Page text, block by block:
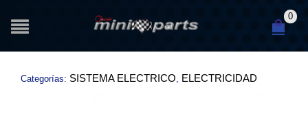
0
Categorías: SISTEMA ELECTRICO ELECTRICIDAD